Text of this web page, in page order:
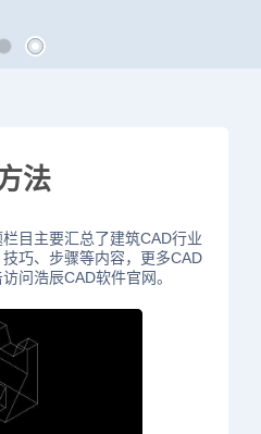
法
目主要汇总了建筑CAD行业
巧、步骤等内容，更多CAD
问浩辰CAD软件官网。